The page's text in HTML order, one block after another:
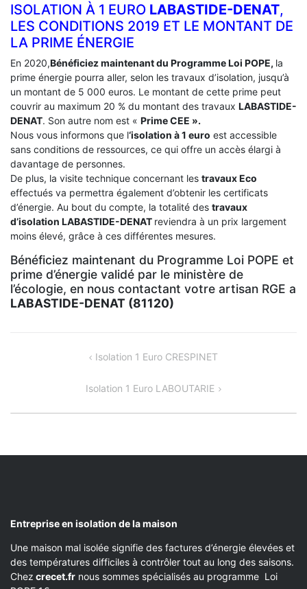
ISOLATION À 1 EURO LABASTIDE-DENAT,
LES CONDITIONS 2019 ET LE MONTANT DE
LA PRIME ÉNERGIE
En 2020,Bénéficiez maintenant du Programme Loi POPE, la
prime énergie pourra aller, selon les travaux d’isolation, jusqu’à
un montant de 5 000 euros. Le montant de cette prime peut
couvrir au maximum 20 % du montant des travaux LABASTIDE-
DENAT. Son autre nom est « Prime CEE ».
Nous vous informons que l‘isolation à 1 euro est accessible
sans conditions de ressources, ce qui offre un accès élargi à
davantage de personnes.
De plus, la visite technique concernant les travaux Eco
effectués va permettra également d’obtenir les certificats
d’énergie. Au bout du compte, la totalité des travaux
d’isolation LABASTIDE-DENAT reviendra à un prix largement
moins élevé, grâce à ces différentes mesures.
Bénéficiez maintenant du Programme Loi POPE et
prime d’énergie validé par le ministère de
l’écologie, en nous contactant votre artisan RGE a
LABASTIDE-DENAT (81120)
NAVIGATION Isolation 1 Euro CRESPINET
Isolation 1 Euro LABOUTARIE
Entreprise en isolation de la maison
Une maison mal isolée signifie des factures d’énergie élevées et
des températures difficiles à contrôler tout au long des saisons.
Chez crecet.fr nous sommes spécialisés au programme Loi